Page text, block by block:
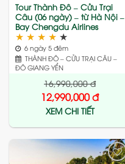
Tour Thành Đô – Cửu Trại
Câu (06 ngày) – từ Hà Nội –
Bay Chengdu Airlines
★ ★ ★ ★ ★
6 ngày 5 đêm
THÀNH ĐÔ – CỬU TRẠI CÂU –
ĐÔ GIANG YỂN
16,990,000đ
12,990,000đ
XEM CHI TIẾT